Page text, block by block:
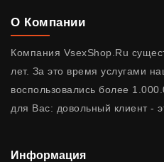
О Компании
Компания VsexShop.Ru
лет. За это время услугами
воспользовались более
для Вас: довольный клиент -
Информация